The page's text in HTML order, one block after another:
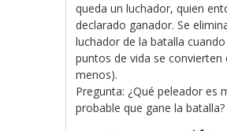
queda un luchador, quien
declarado ganador. Se
luchador de la batalla
puntos de vida se convierten
menos).
Pregunta: ¿Qué peleador es
probable que gane la batalla?